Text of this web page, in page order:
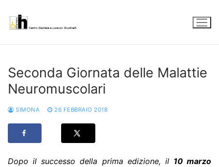
contenuto
Seconda Giornata delle Malattie
Neuromuscolari
SIMONA 26 FEBBRAIO 2018
Dopo il successo della prima edizione, il 10 marzo